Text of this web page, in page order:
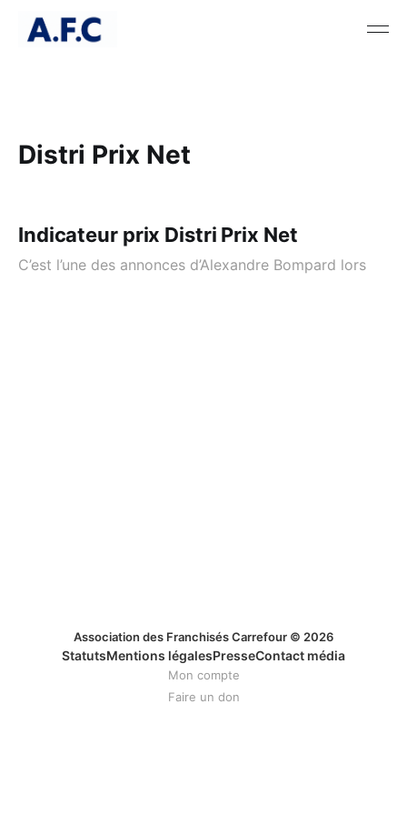
Distri Prix Net
Indicateur prix Distri Prix Net
C’est l’une des annonces d’Alexandre Bompard lors
Association des Franchisés Carrefour © 2026
StatutsMentions légalesPresseContact média
Mon compte
Faire un don